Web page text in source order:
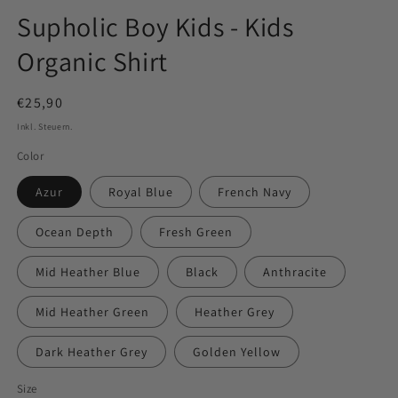
Supholic Boy Kids - Kids
Organic Shirt
Normaler
Preis
€25,90
Inkl. Steuern.
Color
Azur Royal Blue French Navy
Ocean Depth Fresh Green
Mid Heather Blue Black Anthracite
Mid Heather Green Heather Grey
Dark Heather Grey Golden Yellow
Size